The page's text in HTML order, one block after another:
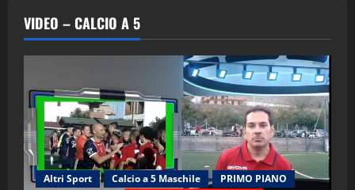
VIDEO – CALCIO A 5
Altri Sport Calcio a 5 Maschile
PRIMO PIANO